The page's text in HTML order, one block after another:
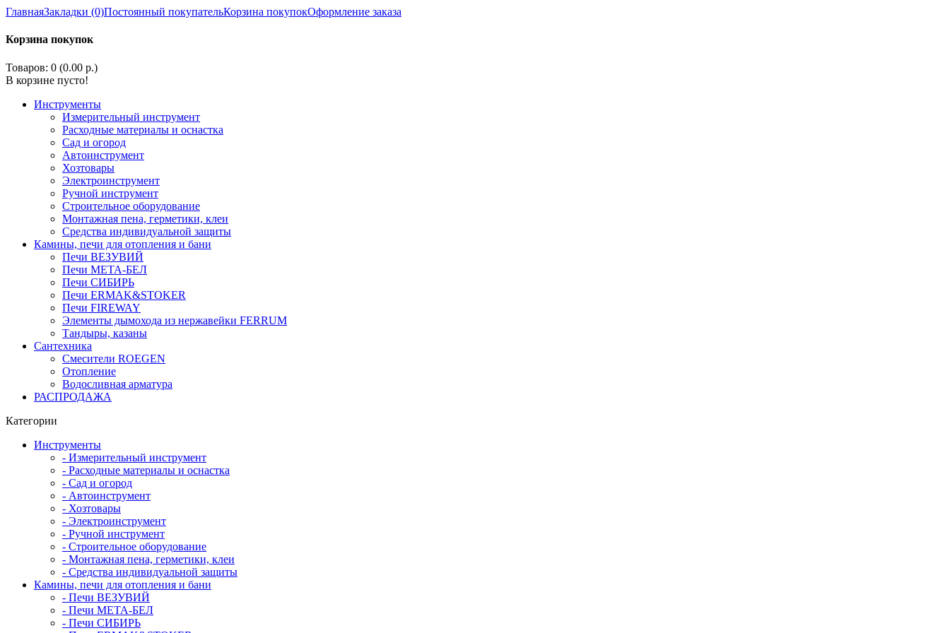
ГлавнаяЗакладки (0)Постоянный покупательКорзина покупокОформление заказа
Корзина покупок
Товаров: 0 (0.00 р.)
В корзине пусто!
Инструменты
Измерительный инструмент
Расходные материалы и оснастка
Сад и огород
Автоинструмент
Хозтовары
Электроинструмент
Ручной инструмент
Строительное оборудование
Монтажная пена, герметики, клеи
Средства индивидуальной защиты
Камины, печи для отопления и бани
Печи ВЕЗУВИЙ
Печи МЕТА-БЕЛ
Печи СИБИРЬ
Печи ERMAK&STOKER
Печи FIREWAY
Элементы дымохода из нержавейки FERRUM
Тандыры, казаны
Сантехника
Смесители ROEGEN
Отопление
Водосливная арматура
РАСПРОДАЖА
Категории
Инструменты
- Измерительный инструмент
- Расходные материалы и оснастка
- Сад и огород
- Автоинструмент
- Хозтовары
- Электроинструмент
- Ручной инструмент
- Строительное оборудование
- Монтажная пена, герметики, клеи
- Средства индивидуальной защиты
Камины, печи для отопления и бани
- Печи ВЕЗУВИЙ
- Печи МЕТА-БЕЛ
- Печи СИБИРЬ